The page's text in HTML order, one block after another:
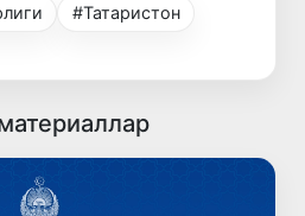
#Татаристон